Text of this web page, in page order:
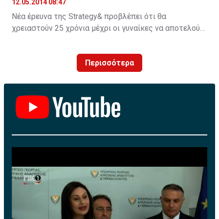
12.05.2014 08:47
Νέα έρευνα της Strategy& προβλέπει ότι θα
χρειαστούν 25 χρόνια μέχρι οι γυναίκες να αποτελούν
μεγαλύτερες εταιρείες του κόσμου
Η γενική τάση είναι θετική καθώς περισσότερες
γυναίκες αναλαμβάνουν το ρόλο του CEO σε σύγκριση
με όσες αποχωρούν από το αξίωμα. Ωστόσο, υπάρχουν
μεγαλύτερες πιθανότητες για τις γυναίκες CEOs να
αναγκαστούν να αποχωρήσουν από τη θέση τους σε
σύγκριση με τους άνδρες και λιγότερες πιθανότητες
να προαχθούν εντός του οργανισμού τους.
Οι αριθμοί διαφοροποιούνται προς τη σωστή
κατεύθυνση: Στα οκτώ από τα δέκα τελευταία χρόνια,
το ποσοστό των γυναικών που ανέλαβαν ως CEOs
στις μεγαλύτερες δημόσιες εταιρείες του κόσμου
είναι υψηλότερο από το ποσοστό εκείνων που
Περισσότερα